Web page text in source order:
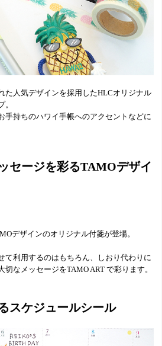
た人気デザインを採用したHLCオリジナル
手持ちのハワイ手帳へのアクセントなどに
セージを彩るTAMOデザイ
デザインのオリジナル付箋が登場。
て利用するのはもちろん、しおり代わりに
なメッセージをTAMO ART で彩ります。
スケジュールシール